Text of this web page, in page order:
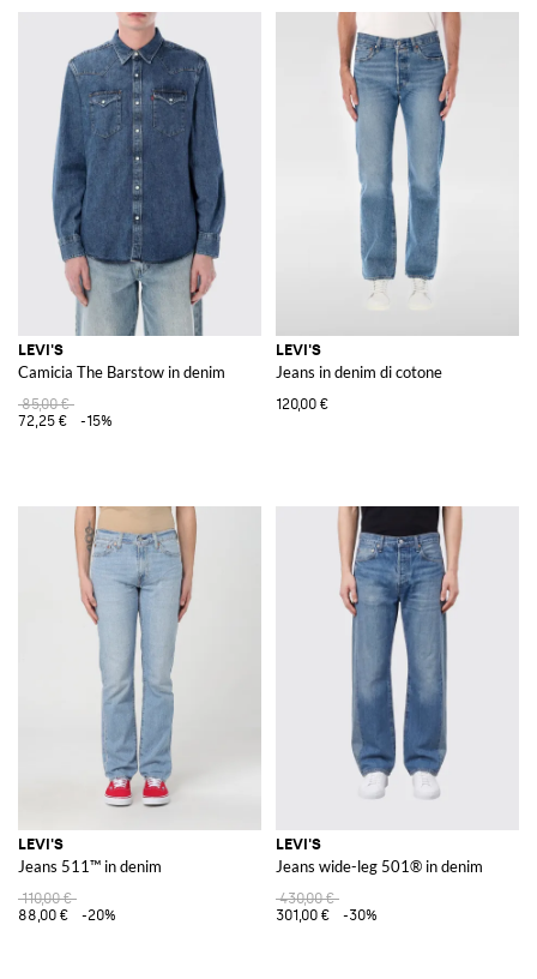
LEVI'S
Camicia The Barstow in denim
85,00 €
72,25 €
-15%
LEVI'S
Jeans in denim di cotone
120,00 €
LEVI'S
Jeans 511™ in denim
110,00 €
88,00 €
-20%
LEVI'S
Jeans wide-leg 501® in denim
430,00 €
301,00 €
-30%